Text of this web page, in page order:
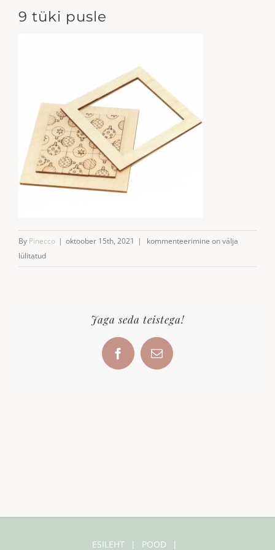
9 tüki pusle
By Pinecco | oktoober 15th, 2021 |
9
pusle
kommenteerimine on välja
lülitatud
Jaga seda teistega!
FacebookEmail
ESILEHT POOD